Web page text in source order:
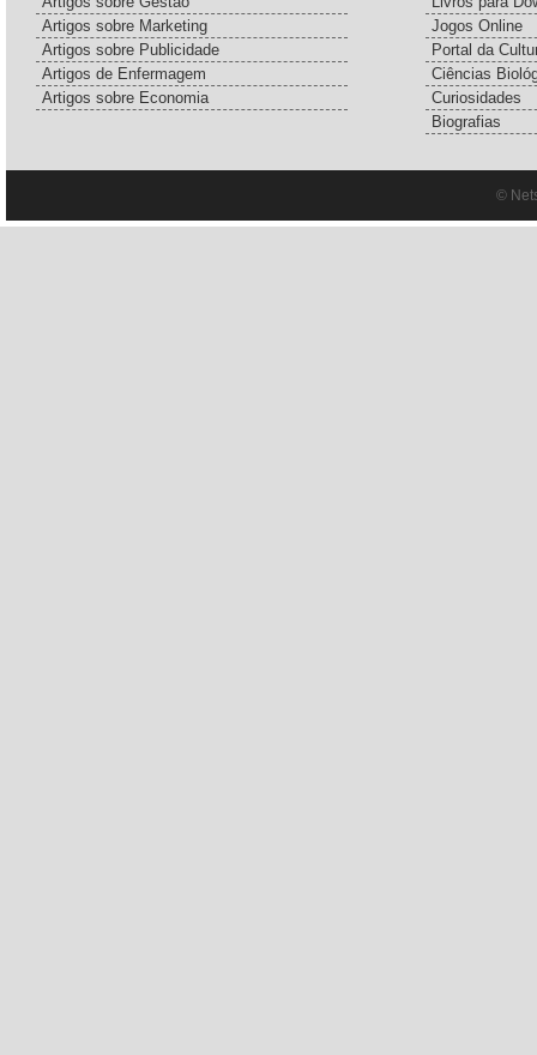
Artigos sobre Marketing
Artigos sobre Publicidade
Artigos de Enfermagem
Artigos sobre Economia
Jogos Online
Portal da
Ciências
Curiosidades
Biografias
©